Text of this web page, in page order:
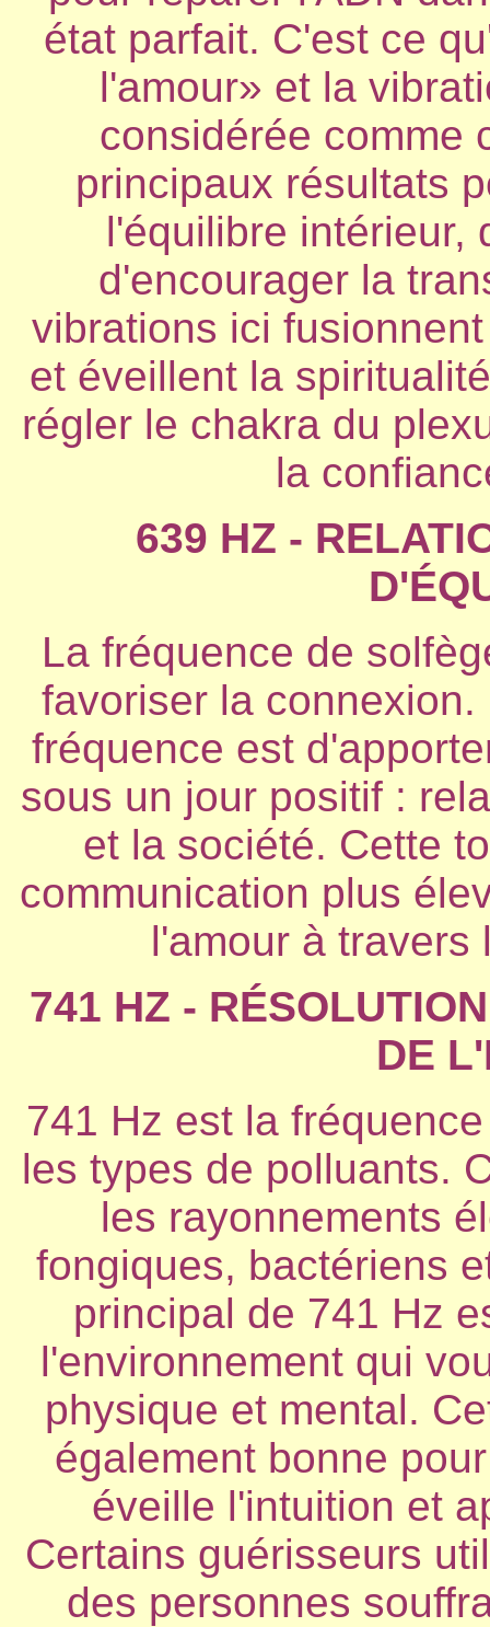
état parfait. C'est ce
l'amour» et la
considérée comme
principaux résultats
l'équilibre intérieur,
d'encourager la
vibrations ici
et éveillent la
régler le chakra du
la
639 HZ -
La fréquence de
favoriser la
fréquence est
sous un jour positif :
et la société. Cette
communication plus
l'amour à travers
741 HZ -
DE
741 Hz est la
les types de polluants.
les rayonnements
fongiques, bactériens
principal de 741 Hz
l'environnement qui
physique et mental.
également bonne
éveille l'intuition et
Certains guérisseurs
des personnes